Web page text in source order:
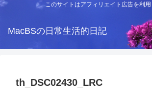
このサイトはアフィリエイト広告を利用
MacBSの日常生活的日記
th_DSC02430_LRC